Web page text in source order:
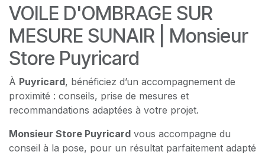
VOILE D'OMBRAGE SUR
MESURE SUNAIR | Monsieur
Store Puyricard
À Puyricard, bénéficiez d’un accompagnement de
proximité : conseils, prise de mesures et
recommandations adaptées à votre projet.
Monsieur Store Puyricard vous accompagne du
conseil à la pose, pour un résultat parfaitement adapté